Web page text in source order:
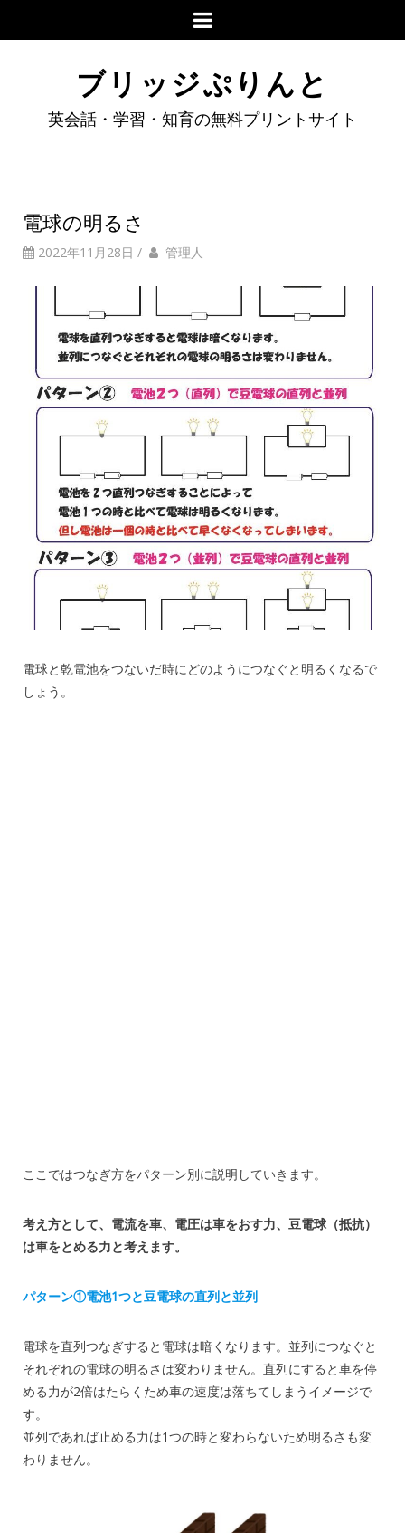
ブリッジぷりんと
英会話・学習・知育の無料プリントサイト
電球の明るさ
2022年11月28日 / 管理人
電球と乾電池をつないだ時にどのようにつなぐと明るくなるで
しょう。
ここではつなぎ方をパターン別に説明していきます。
考え方として、電流を車、電圧は車をおす力、豆電球（抵抗）
は車をとめる力と考えます。
パターン①電池1つと豆電球の直列と並列
電球を直列つなぎすると電球は暗くなります。並列につなぐと
それぞれの電球の明るさは変わりません。直列にすると車を停
める力が2倍はたらくため車の速度は落ちてしまうイメージで
す。
並列であれば止める力は1つの時と変わらないため明るさも変
わりません。